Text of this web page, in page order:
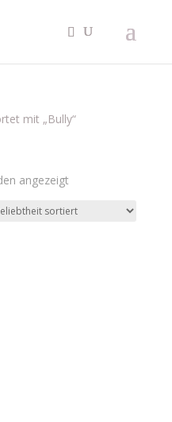
mit „Bully“
angezeigtNach
sortiert